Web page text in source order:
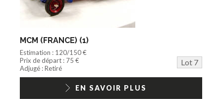
MCM (FRANCE) (1)
Estimation : 120/150 €
Prix de départ : 75 €
Lot 7
Adjugé : Retiré
EN SAVOIR PLUS